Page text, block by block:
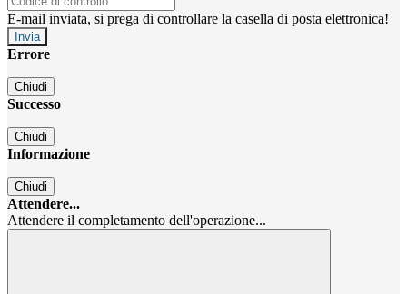
E-mail inviata, si prega di controllare la casella di posta elettronica!
Errore
Chiudi
Successo
Chiudi
Informazione
Chiudi
Attendere...
Attendere il completamento dell'operazione...